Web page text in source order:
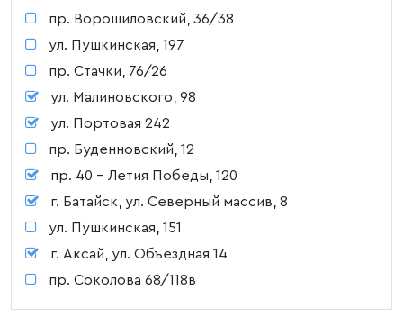
пр. Ворошиловский, 36/38
ул. Пушкинская, 197
пр. Стачки, 76/26
ул. Малиновского, 98
ул. Портовая 242
пр. Буденновский, 12
пр. 40 - Летия Победы, 120
г. Батайск, ул. Северный массив, 8
ул. Пушкинская, 151
г. Аксай, ул. Объездная 14
пр. Соколова 68/118в